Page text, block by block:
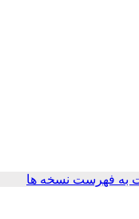
به فهرست نسخه ها